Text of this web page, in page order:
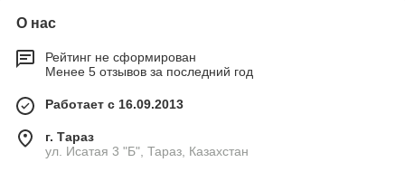
О нас
Рейтинг не сформирован
Менее 5 отзывов за последний год
Работает с 16.09.2013
г. Тараз
ул. Исатая 3 "Б", Тараз, Казахстан